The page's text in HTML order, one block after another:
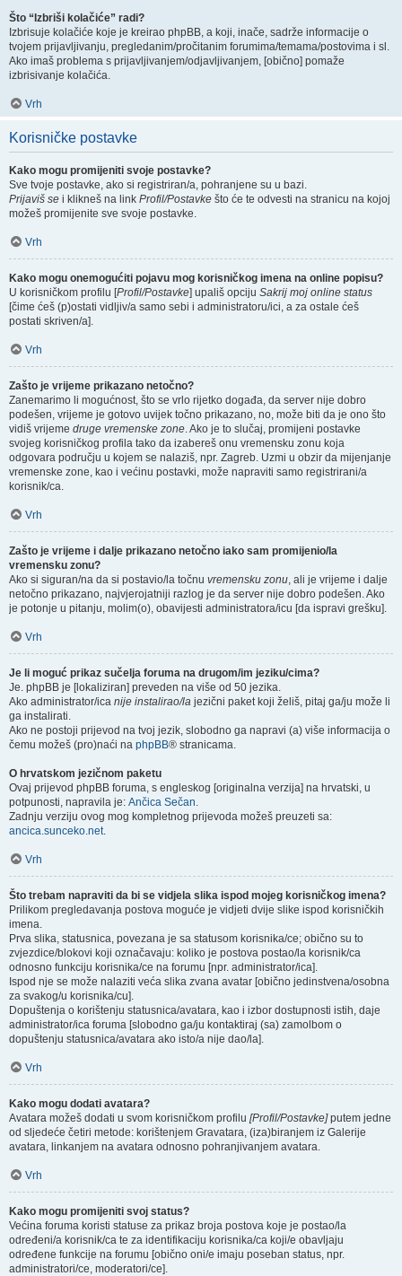
Što “Izbriši kolačiće” radi?
Izbrisuje kolačiće koje je kreirao phpBB, a koji, inače, sadrže informacije o
tvojem prijavljivanju, pregledanim/pročitanim forumima/temama/postovima i sl.
Ako imaš problema s prijavljivanjem/odjavljivanjem, [obično] pomaže
izbrisivanje kolačića.
Vrh
Korisničke postavke
Kako mogu promijeniti svoje postavke?
Sve tvoje postavke, ako si registriran/a, pohranjene su u bazi.
Prijaviš se i klikneš na link Profil/Postavke što će te odvesti na stranicu na kojoj
možeš promijenite sve svoje postavke.
Vrh
Kako mogu onemogućiti pojavu mog korisničkog imena na online popisu?
U korisničkom profilu [Profil/Postavke] upališ opciju Sakrij moj online status
[čime ćeš (p)ostati vidljiv/a samo sebi i administratoru/ici, a za ostale ćeš
postati skriven/a].
Vrh
Zašto je vrijeme prikazano netočno?
Zanemarimo li mogućnost, što se vrlo rijetko događa, da server nije dobro
podešen, vrijeme je gotovo uvijek točno prikazano, no, može biti da je ono što
vidiš vrijeme druge vremenske zone. Ako je to slučaj, promijeni postavke
svojeg korisničkog profila tako da izabereš onu vremensku zonu koja
odgovara području u kojem se nalaziš, npr. Zagreb. Uzmi u obzir da mijenjanje
vremenske zone, kao i većinu postavki, može napraviti samo registrirani/a
korisnik/ca.
Vrh
Zašto je vrijeme i dalje prikazano netočno iako sam promijenio/la
vremensku zonu?
Ako si siguran/na da si postavio/la točnu vremensku zonu, ali je vrijeme i dalje
netočno prikazano, najvjerojatniji razlog je da server nije dobro podešen. Ako
je potonje u pitanju, molim(o), obavijesti administratora/icu [da ispravi grešku].
Vrh
Je li moguć prikaz sučelja foruma na drugom/im jeziku/cima?
Je. phpBB je [lokaliziran] preveden na više od 50 jezika.
Ako administrator/ica nije instalirao/la jezični paket koji želiš, pitaj ga/ju može li
ga instalirati.
Ako ne postoji prijevod na tvoj jezik, slobodno ga napravi (a) više informacija o
čemu možeš (pro)naći na phpBB® stranicama.
O hrvatskom jezičnom paketu
Ovaj prijevod phpBB foruma, s engleskog [originalna verzija] na hrvatski, u
potpunosti, napravila je: Ančica Sečan.
Zadnju verziju ovog mog kompletnog prijevoda možeš preuzeti sa:
ancica.sunceko.net.
Vrh
Što trebam napraviti da bi se vidjela slika ispod mojeg korisničkog imena?
Prilikom pregledavanja postova moguće je vidjeti dvije slike ispod korisničkih
imena.
Prva slika, statusnica, povezana je sa statusom korisnika/ce; obično su to
zvjezdice/blokovi koji označavaju: koliko je postova postao/la korisnik/ca
odnosno funkciju korisnika/ce na forumu [npr. administrator/ica].
Ispod nje se može nalaziti veća slika zvana avatar [obično jedinstvena/osobna
za svakog/u korisnika/cu].
Dopuštenja o korištenju statusnica/avatara, kao i izbor dostupnosti istih, daje
administrator/ica foruma [slobodno ga/ju kontaktiraj (sa) zamolbom o
dopuštenju statusnica/avatara ako isto/a nije dao/la].
Vrh
Kako mogu dodati avatara?
Avatara možeš dodati u svom korisničkom profilu [Profil/Postavke]putem jedne
od sljedeće četiri metode: korištenjem Gravatara, (iza)biranjem iz Galerije
avatara, linkanjem na avatara odnosno pohranjivanjem avatara.
Vrh
Kako mogu promijeniti svoj status?
Većina foruma koristi statuse za prikaz broja postova koje je postao/la
određeni/a korisnik/ca te za identifikaciju korisnika/ca koji/e obavljaju
određene funkcije na forumu [obično oni/e imaju poseban status, npr.
administratori/ce, moderatori/ce].